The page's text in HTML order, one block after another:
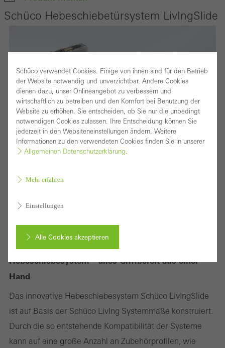
Schüco Hebeschiebetürsystem LivIngSlide
Hebeschiebesystem – alles Griffbereit aus einer
Hand
Das innovative Hebeschiebesystem Schüco LivIngSlide
ist auf Basis der Schüco LivIng Systemmaße konstruiert.
Durch die so entstehende Kompatibilität der Systeme
kann auf eine große Anzahl an Zubehörprofilen, wie
Schüco verwendet Cookies. Einige von ihnen sind für den Betrieb
der Website notwendig und unverzichtbar. Andere Cookies
dienen dazu, unser Onlineangebot zu verbessern und
wirtschaftlich zu betreiben und den Komfort bei Benutzung der
Website zu erhöhen. Sie entscheiden, ob Sie nur die unbedingt
notwendigen Cookies zulassen. Ihre Entscheidung können Sie
jederzeit in den Websiteneinstellungen ändern. Weitere
Informationen zu den verwendeten Cookies finden Sie in unserer
Allgemeinen Datenschutzerklärung
Mehr erfahren
Einstellungen
Alle Cookies akzeptieren
Benötigte Cookies (essenziell, funktional, unverzichtbar), nicht
Technisch notwendige Cookies sind erforderlich, damit Schüco